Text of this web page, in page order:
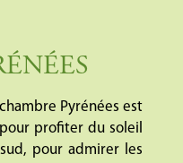
Pyrénées est
profiter du soleil
pour admirer les